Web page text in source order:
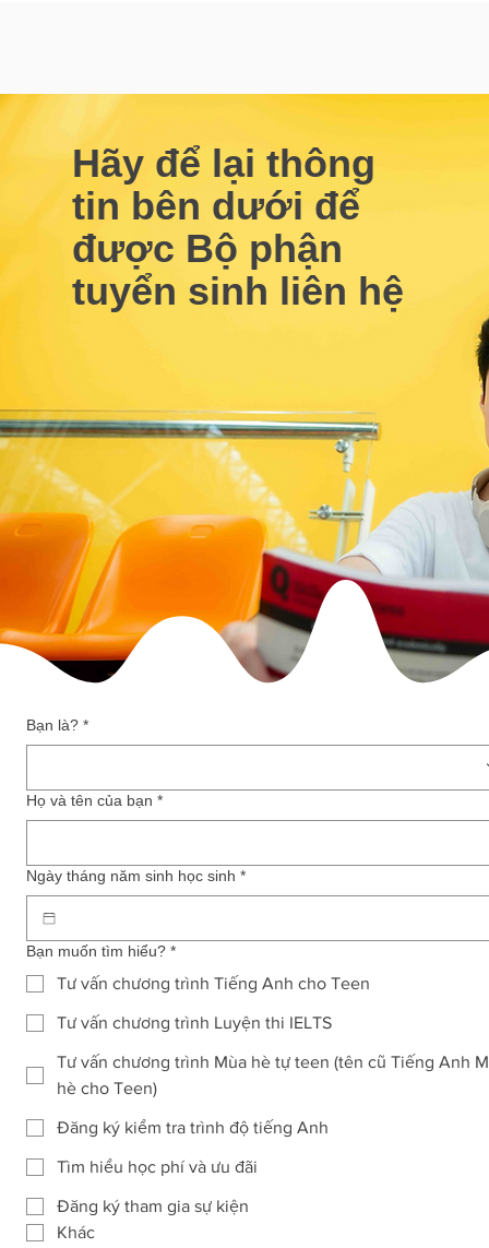
Hãy để lại thông
tin bên dưới để
được Bộ phận
tuyển sinh liên hệ
Bạn là? *
Họ và tên của bạn *
Ngày tháng năm sinh học sinh *
Bạn muốn tìm hiểu? *
Tư vấn chương trình Tiếng Anh cho Teen
Tư vấn chương trình Luyện thi IELTS
Tư vấn chương trình Mùa hè tự teen (tên cũ Tiếng Anh
hè cho Teen)
Đăng ký kiểm tra trình độ tiếng Anh
Tìm hiểu học phí và ưu đãi
Đăng ký tham gia sự kiện
Khác